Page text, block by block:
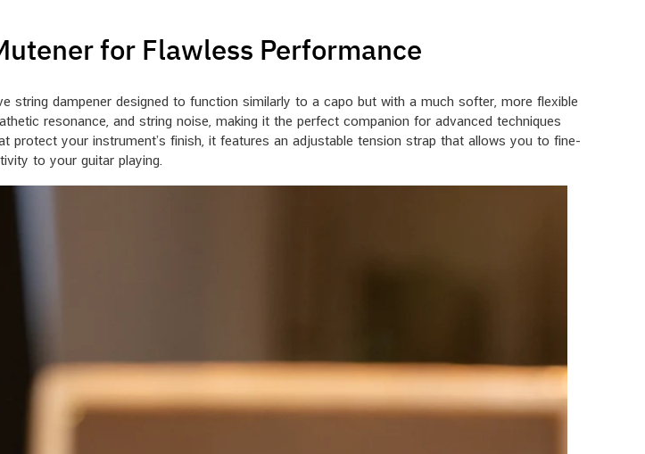
for Flawless Performance
string dampener designed to function similarly to a capo but with a much softer, more flexible
resonance, and string noise, making it the perfect companion for advanced techniques
protect your instrument’s finish, it features an adjustable tension strap that allows you to fine-
to your guitar playing.